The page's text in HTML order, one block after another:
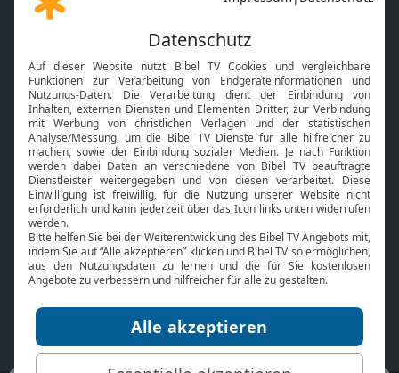
Gott und Bibel erklärt
Neuigkeiten
Mobile App
Smart TV
HbbTV
Bibelthek Online-Bibel
Nächster Gottesdienst
Bibel TV
Über uns
Jobs
Mediadaten
Service
Kontakt
TV-Empfang